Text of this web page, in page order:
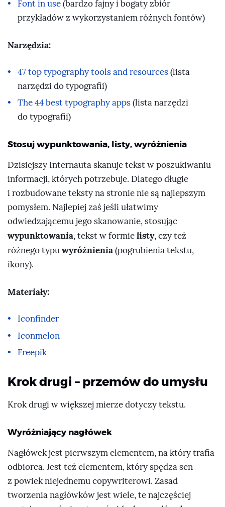
Font in use(bardzo fajny i bogaty zbiór
przykładów z wykorzystaniem różnych fontów)
Narzędzia:
47 top typography tools and resources(lista
narzędzi do typografii)
The 44 best typography apps(lista narzędzi
do typografii)
Stosuj wypunktowania, listy, wyróżnienia
Dzisiejszy Internauta skanuje tekst w poszukiwaniu
informacji, których potrzebuje. Dlatego długie
i rozbudowane teksty na stronie nie są najlepszym
pomysłem. Najlepiej zaś jeśli ułatwimy
odwiedzającemu jego skanowanie, stosując
wypunktowania, tekst w formielisty, czy też
różnego typuwyróżnienia(pogrubienia tekstu,
ikony).
Materiały:
Iconfinder
Iconmelon
Freepik
Krok drugi – przemów do umysłu
Krok drugi w większej mierze dotyczy tekstu.
Wyróżniający nagłówek
Nagłówek jest pierwszym elementem, na który trafia
odbiorca. Jest też elementem, który spędza sen
z powiek niejednemu copywriterowi. Zasad
tworzenia nagłówków jest wiele, te najczęściej